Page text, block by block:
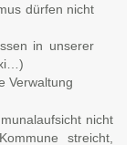
dürfen nicht
in unserer
Verwaltung
nicht
streicht,